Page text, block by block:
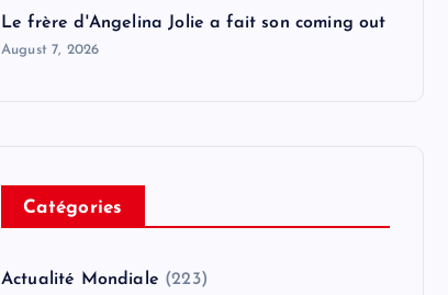
Le frère d'Angelina Jolie a fait son coming out
August 7, 2026
Catégories
Actualité Mondiale (223)